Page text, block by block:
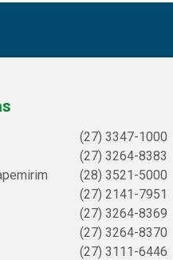
(27) 3347-1000
(27) 3264-8383
(28) 3521-5000
(27) 2141-7951
(27) 3264-8369
(27) 3264-8370
(27) 3111-6446